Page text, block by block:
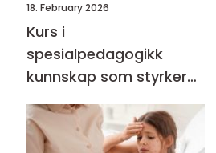
18. February 2026
Kurs i
spesialpedagogikk
kunnskap som styrker
hverdagen med barn og
unge